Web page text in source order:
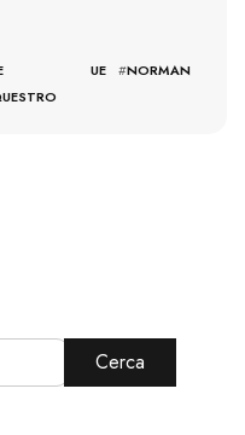
UE #NORMAN
Cerca